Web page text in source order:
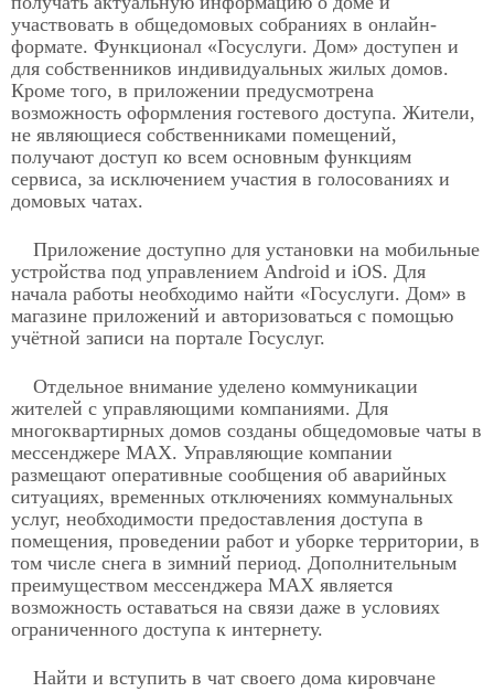
участвовать в общедомовых собраниях в онлайн-
формате. Функционал «Госуслуги. Дом» доступен и
для собственников индивидуальных жилых домов.
Кроме того, в приложении предусмотрена
возможность оформления гостевого доступа. Жители,
не являющиеся собственниками помещений,
получают доступ ко всем основным функциям
сервиса, за исключением участия в голосованиях и
домовых чатах.
Приложение доступно для установки на мобильные
устройства под управлением Android и iOS. Для
начала работы необходимо найти «Госуслуги. Дом» в
магазине приложений и авторизоваться с помощью
учётной записи на портале Госуслуг.
Отдельное внимание уделено коммуникации
жителей с управляющими компаниями. Для
многоквартирных домов созданы общедомовые чаты в
мессенджере MAX. Управляющие компании
размещают оперативные сообщения об аварийных
ситуациях, временных отключениях коммунальных
услуг, необходимости предоставления доступа в
помещения, проведении работ и уборке территории, в
том числе снега в зимний период. Дополнительным
преимуществом мессенджера MAX является
возможность оставаться на связи даже в условиях
ограниченного доступа к интернету.
Найти и вступить в чат своего дома кировчане